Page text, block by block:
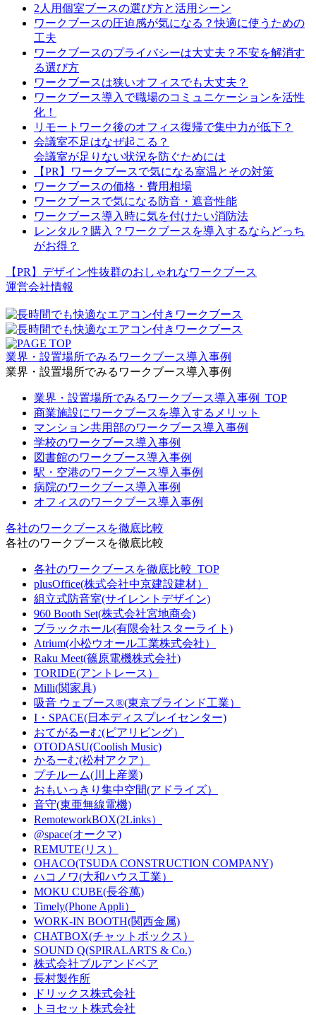
2人用個室ブースの選び方と活用シーン
ワークブースの圧迫感が気になる？快適に使うための
工夫
ワークブースのプライバシーは大丈夫？不安を解消す
る選び方
ワークブースは狭いオフィスでも大丈夫？
ワークブース導入で職場のコミュニケーションを活性
化！
リモートワーク後のオフィス復帰で集中力が低下？
会議室不足はなぜ起こる？
会議室が足りない状況を防ぐためには
【PR】ワークブースで気になる室温とその対策
ワークブースの価格・費用相場
ワークブースで気になる防音・遮音性能
ワークブース導入時に気を付けたい消防法
レンタル？購入？ワークブースを導入するならどっち
がお得？
【PR】デザイン性抜群のおしゃれなワークブース
運営会社情報
業界・設置場所でみるワークブース導入事例
業界・設置場所でみるワークブース導入事例
業界・設置場所でみるワークブース導入事例_TOP
商業施設にワークブースを導入するメリット
マンション共用部のワークブース導入事例
学校のワークブース導入事例
図書館のワークブース導入事例
駅・空港のワークブース導入事例
病院のワークブース導入事例
オフィスのワークブース導入事例
各社のワークブースを徹底比較
各社のワークブースを徹底比較
各社のワークブースを徹底比較_TOP
plusOffice(株式会社中京建設建材）
組立式防音室(サイレントデザイン)
960 Booth Set(株式会社宮地商会)
ブラックホール(有限会社スターライト)
Atrium(小松ウオール工業株式会社）
Raku Meet(篠原電機株式会社)
TORIDE(アントレース）
Milli(関家具)
吸音 ウェブース®︎(東京ブラインド工業）
I・SPACE(日本ディスプレイセンター)
おてがるーむ(ピアリビング）
OTODASU(Coolish Music)
かるーむ(松村アクア）
プチルーム(川上産業)
おもいっきり集中空間(アドライズ）
音守(東亜無線電機)
RemoteworkBOX(2Links）
@space(オークマ)
REMUTE(リス）
OHACO(TSUDA CONSTRUCTION COMPANY)
ハコノワ(大和ハウス工業）
MOKU CUBE(長谷萬)
Timely(Phone Appli）
WORK-IN BOOTH(関西金属)
CHATBOX(チャットボックス）
SOUND Q(SPIRALARTS & Co.)
株式会社ブルアンドベア
長村製作所
ドリックス株式会社
‎トヨセット株式会社